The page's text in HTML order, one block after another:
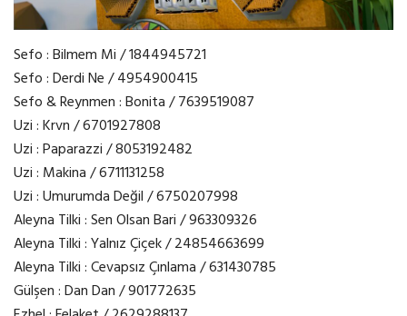
Sefo : Bilmem Mi / 1844945721
Sefo : Derdi Ne / 4954900415
Sefo & Reynmen : Bonita / 7639519087
Uzi : Krvn / 6701927808
Uzi : Paparazzi / 8053192482
Uzi : Makina / 6711131258
Uzi : Umurumda Değil / 6750207998
Aleyna Tilki : Sen Olsan Bari / 963309326
Aleyna Tilki : Yalnız Çiçek / 24854663699
Aleyna Tilki : Cevapsız Çınlama / 631430785
Gülşen : Dan Dan / 901772635